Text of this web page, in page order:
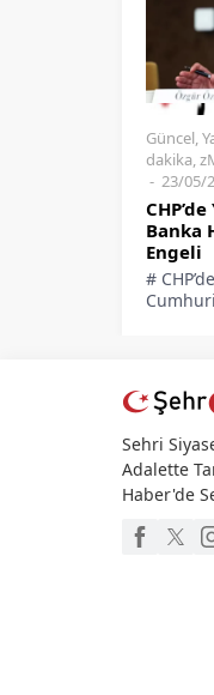
Güncel,
dakika,
23/05/
Banka
Engeli
#
Sehri
Adalette
Haber'de